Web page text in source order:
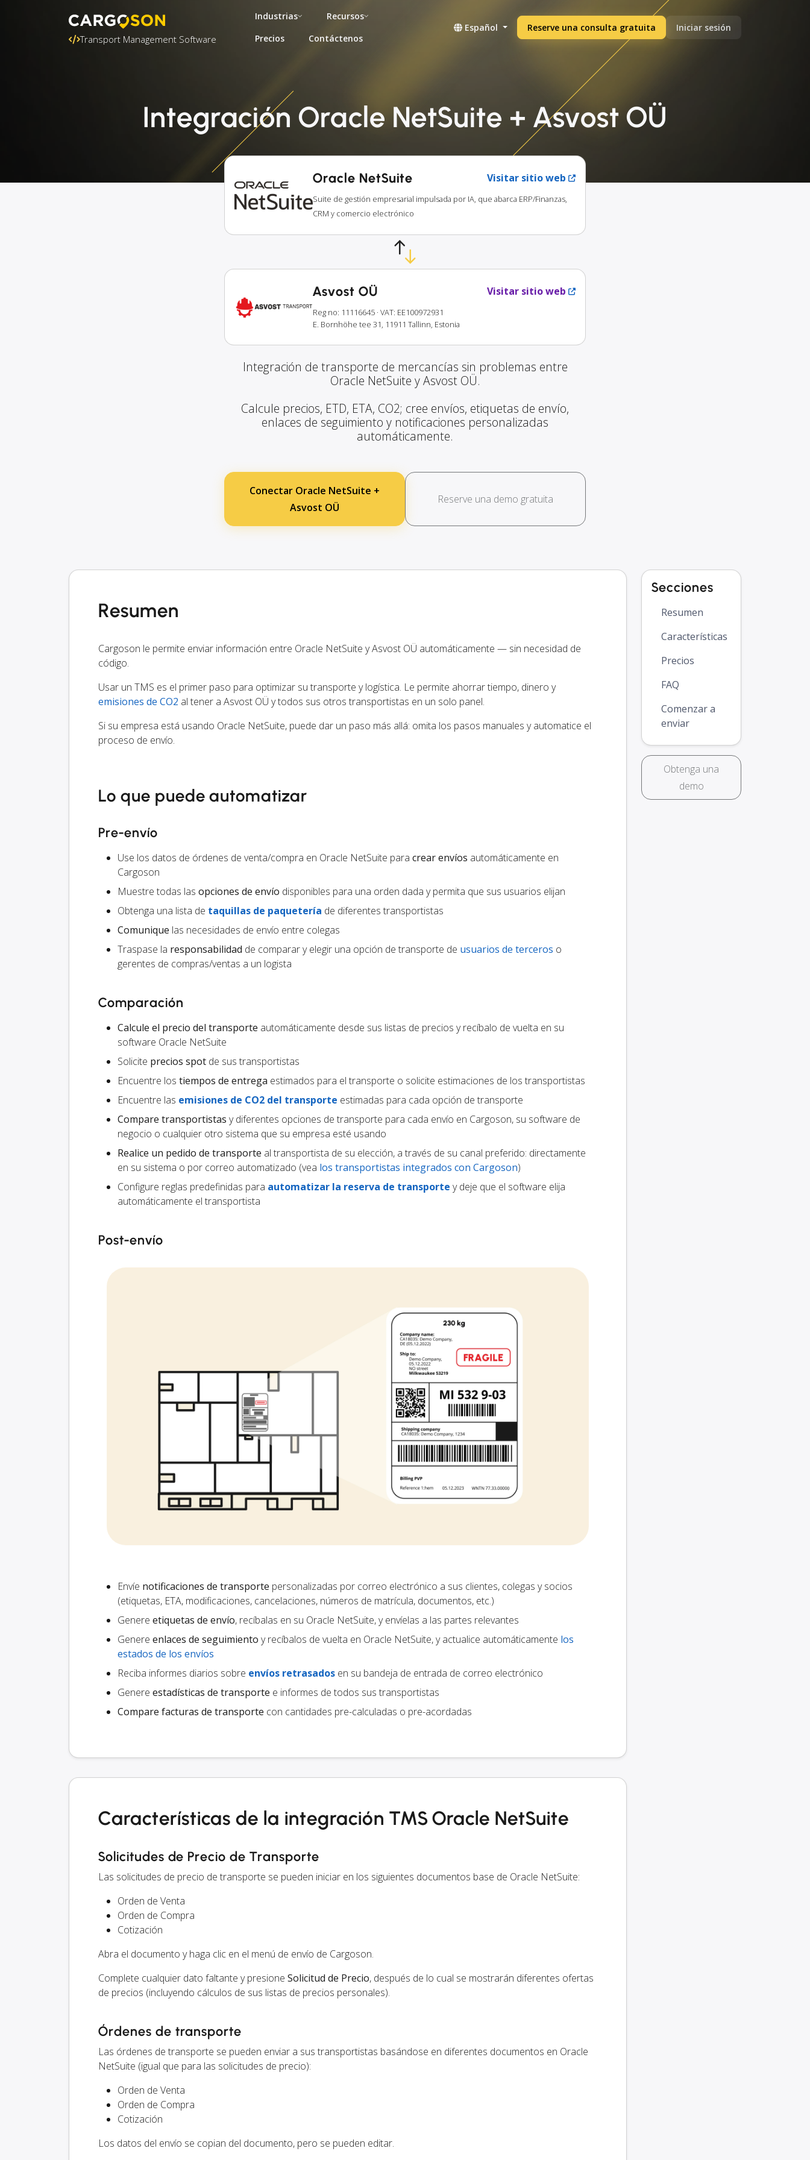
Transport Management Software
Industrias
Recursos
Precios
Contáctenos
Español Reserve una consulta gratuita Iniciar sesión
Integración Oracle NetSuite + Asvost OÜ
Oracle NetSuite Visitar sitio web
Suite de gestión empresarial impulsada por IA, que abarca ERP/Finanzas,
CRM y comercio electrónico
Asvost OÜ Visitar sitio web
Reg no: 11116645 · VAT: EE100972931
E. Bornhöhe tee 31, 11911 Tallinn, Estonia
Integración de transporte de mercancías sin problemas entre
Oracle NetSuite y Asvost OÜ.
Calcule precios, ETD, ETA, CO2; cree envíos, etiquetas de envío,
enlaces de seguimiento y notificaciones personalizadas
automáticamente.
Conectar Oracle NetSuite +
Asvost OÜ
Reserve una demo gratuita
Resumen
Cargoson le permite enviar información entre Oracle NetSuite y Asvost OÜ automáticamente — sin necesidad de
código.
Usar un TMS es el primer paso para optimizar su transporte y logística. Le permite ahorrar tiempo, dinero y
emisiones de CO2 al tener a Asvost OÜ y todos sus otros transportistas en un solo panel.
Si su empresa está usando Oracle NetSuite, puede dar un paso más allá: omita los pasos manuales y automatice el
proceso de envío.
Lo que puede automatizar
Pre-envío
Use los datos de órdenes de venta/compra en Oracle NetSuite para crear envíos automáticamente en
Cargoson
Muestre todas las opciones de envío disponibles para una orden dada y permita que sus usuarios elijan
Obtenga una lista de taquillas de paquetería de diferentes transportistas
Comunique las necesidades de envío entre colegas
Traspase la responsabilidad de comparar y elegir una opción de transporte de usuarios de terceros o
gerentes de compras/ventas a un logista
Comparación
Calcule el precio del transporte automáticamente desde sus listas de precios y recíbalo de vuelta en su
software Oracle NetSuite
Solicite precios spot de sus transportistas
Encuentre los tiempos de entrega estimados para el transporte o solicite estimaciones de los transportistas
Encuentre las emisiones de CO2 del transporte estimadas para cada opción de transporte
Compare transportistas y diferentes opciones de transporte para cada envío en Cargoson, su software de
negocio o cualquier otro sistema que su empresa esté usando
Realice un pedido de transporte al transportista de su elección, a través de su canal preferido: directamente
en su sistema o por correo automatizado (vea los transportistas integrados con Cargoson)
Configure reglas predefinidas para automatizar la reserva de transporte y deje que el software elija
automáticamente el transportista
Post-envío
Envíe notificaciones de transporte personalizadas por correo electrónico a sus clientes, colegas y socios
(etiquetas, ETA, modificaciones, cancelaciones, números de matrícula, documentos, etc.)
Genere etiquetas de envío, recíbalas en su Oracle NetSuite, y envíelas a las partes relevantes
Genere enlaces de seguimiento y recíbalos de vuelta en Oracle NetSuite, y actualice automáticamente los
estados de los envíos
Reciba informes diarios sobre envíos retrasados en su bandeja de entrada de correo electrónico
Genere estadísticas de transporte e informes de todos sus transportistas
Compare facturas de transporte con cantidades pre-calculadas o pre-acordadas
Características de la integración TMS Oracle NetSuite
Solicitudes de Precio de Transporte
Las solicitudes de precio de transporte se pueden iniciar en los siguientes documentos base de Oracle NetSuite:
Orden de Venta
Orden de Compra
Cotización
Abra el documento y haga clic en el menú de envío de Cargoson.
Complete cualquier dato faltante y presione Solicitud de Precio, después de lo cual se mostrarán diferentes ofertas
de precios (incluyendo cálculos de sus listas de precios personales).
Órdenes de transporte
Las órdenes de transporte se pueden enviar a sus transportistas basándose en diferentes documentos en Oracle
NetSuite (igual que para las solicitudes de precio):
Orden de Venta
Orden de Compra
Cotización
Los datos del envío se copian del documento, pero se pueden editar.
Secciones
Resumen
Características
Precios
FAQ
Comenzar a
enviar
Obtenga una
demo